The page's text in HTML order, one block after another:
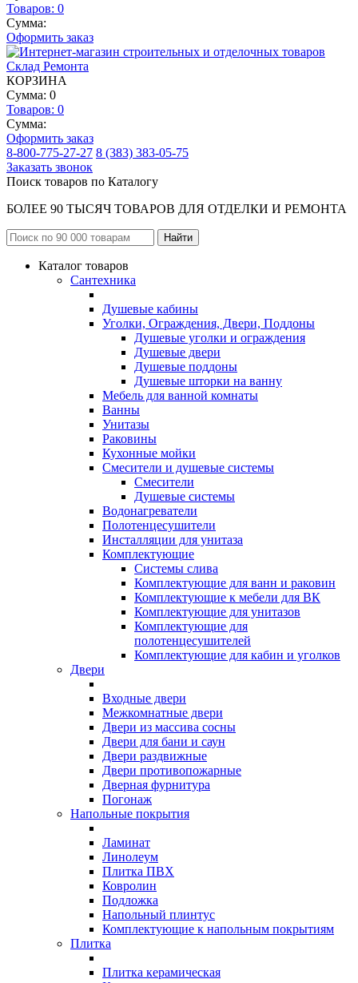
Товаров: 0
Сумма:
Оформить заказ
КОРЗИНА
Сумма: 0
Товаров: 0
Сумма:
Оформить заказ
8-800-775-27-27 8 (383) 383-05-75
Заказать звонок
Поиск товаров по Каталогу
БОЛЕЕ 90 ТЫСЯЧ ТОВАРОВ ДЛЯ ОТДЕЛКИ И РЕМОНТА
Каталог товаров
Сантехника
Душевые кабины
Уголки, Ограждения, Двери, Поддоны
Душевые уголки и ограждения
Душевые двери
Душевые поддоны
Душевые шторки на ванну
Мебель для ванной комнаты
Ванны
Унитазы
Раковины
Кухонные мойки
Смесители и душевые системы
Смесители
Душевые системы
Водонагреватели
Полотенцесушители
Инсталляции для унитаза
Комплектующие
Системы слива
Комплектующие для ванн и раковин
Комплектующие к мебели для ВК
Комплектующие для унитазов
Комплектующие для
полотенцесушителей
Комплектующие для кабин и уголков
Двери
Входные двери
Межкомнатные двери
Двери из массива сосны
Двери для бани и саун
Двери раздвижные
Двери противопожарные
Дверная фурнитура
Погонаж
Напольные покрытия
Ламинат
Линолеум
Плитка ПВХ
Ковролин
Подложка
Напольный плинтус
Комплектующие к напольным покрытиям
Плитка
Плитка керамическая